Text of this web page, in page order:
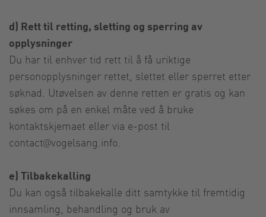
d) Rett til retting, sletting og sperring av
opplysninger
Du har til enhver tid rett til å få uriktige
personopplysninger rettet, slettet eller sperret etter
søknad. Utøvelsen av denne retten er gratis og kan
søkes om på en enkel måte ved å bruke
kontaktskjemaet eller via e-post til
contact@vogelsang.info
e) Tilbakekalling
Du kan også tilbakekalle ditt samtykke til fremtidig
innsamling, behandling og bruk av